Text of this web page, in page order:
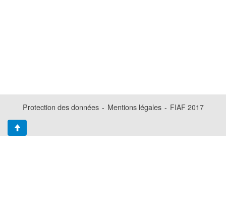
Protection des données - Mentions légales - FIAF 2017